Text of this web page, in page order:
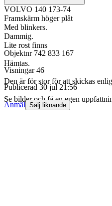
VOLVO 140 173-74
Framskärm höger plåt
Med blinkers.
Dammig.
Lite rost finns
Hämtas.
Den är för stor för att skickas
Se bilder och få en egen
Objektnr 742 833 167
Visningar 46
Publicerad 30 jul 21:56
Anmäl Sälj liknande